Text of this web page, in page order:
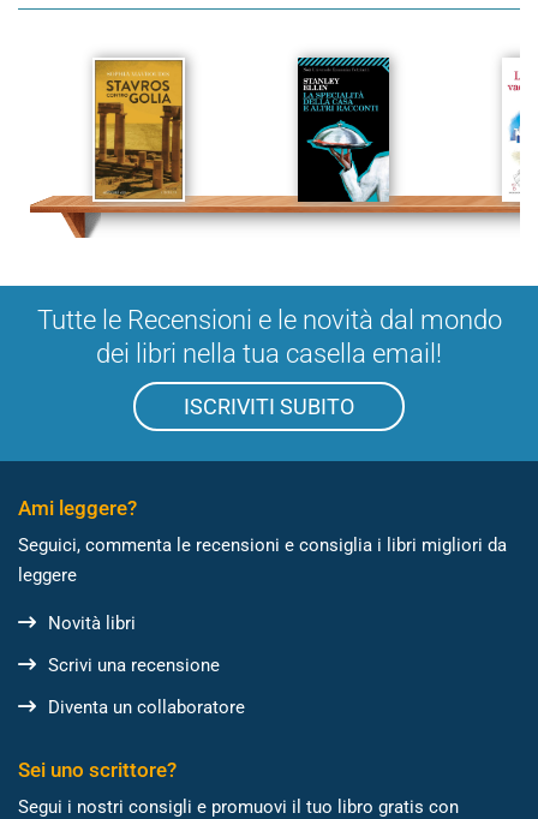
Tutte le Recensioni e le novità dal mondo
dei libri nella tua casella email!
ISCRIVITI SUBITO
Ami leggere?
Seguici, commenta le recensioni e consiglia i libri migliori da
leggere
Novità libri
Scrivi una recensione
Diventa un collaboratore
Sei uno scrittore?
Segui i nostri consigli e promuovi il tuo libro gratis con